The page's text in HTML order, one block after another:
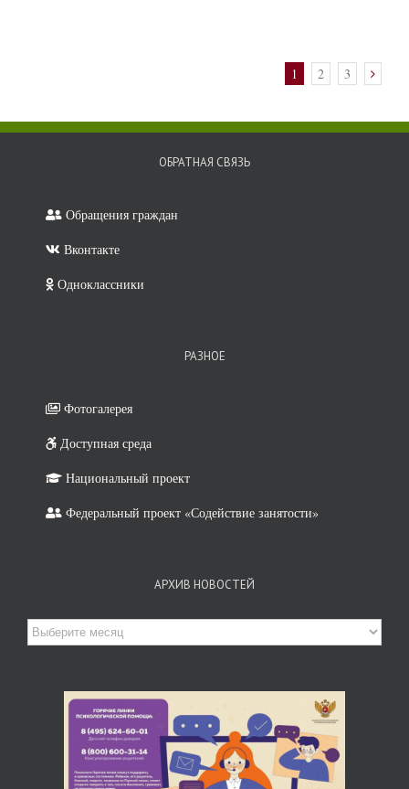
1 2 3
ОБРАТНАЯ СВЯЗЬ
Обращения граждан
Вконтакте
Одноклассники
РАЗНОЕ
Фотогалерея
Доступная среда
Национальный проект
Федеральный проект «Содействие занятости»
АРХИВ НОВОСТЕЙ
Архив
новостей